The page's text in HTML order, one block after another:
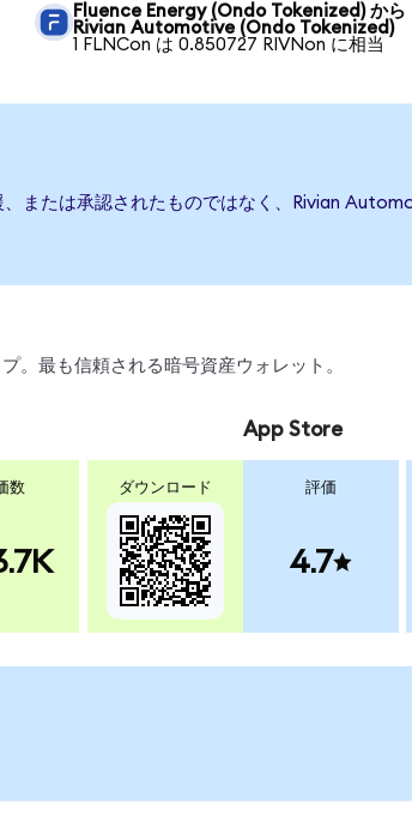
Fluence Energy (Ondo Tokenized) から
Rivian Automotive (Ondo Tokenized)
1 FLNCon は 0.850727 RIVNon に相当
または承認されたものではなく、Rivian
。最も信頼される暗号資産ウォレット。
数 ダウンロード
App Store
評価
4.7